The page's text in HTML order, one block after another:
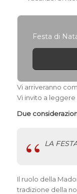
Festa di
Vi arriveranno
Vi invito a leggere
Due
LA
Il ruolo della
tradizione della